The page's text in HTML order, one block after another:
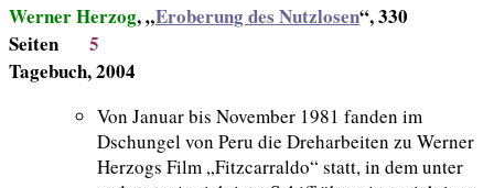
Werner Herzog, „Eroberung des Nutzlosen“, 330
Seiten 5
Tagebuch, 2004
Von Januar bis November 1981 fanden im
Dschungel von Peru die Dreharbeiten zu Werner
Herzogs Film „Fitzcarraldo“ statt, in dem unter